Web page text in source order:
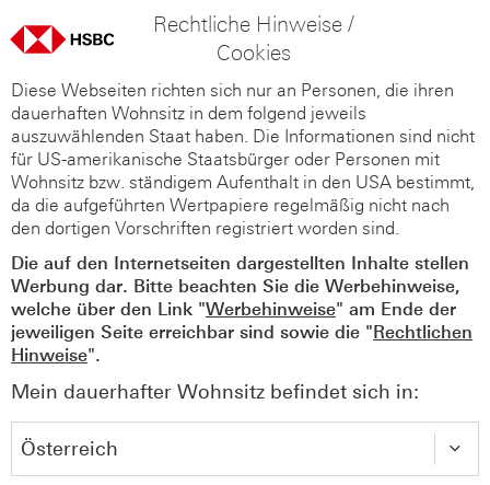
Rechtliche Hinweise /
Cookies
Diese Webseiten richten sich nur an Personen, die ihren
dauerhaften Wohnsitz in dem folgend jeweils
auszuwählenden Staat haben. Die Informationen sind nicht
für US-amerikanische Staatsbürger oder Personen mit
Wohnsitz bzw. ständigem Aufenthalt in den USA bestimmt,
da die aufgeführten Wertpapiere regelmäßig nicht nach
den dortigen Vorschriften registriert worden sind.
Die auf den Internetseiten dargestellten Inhalte stellen
Werbung dar. Bitte beachten Sie die Werbehinweise,
welche über den Link "Werbehinweise" am Ende der
jeweiligen Seite erreichbar sind sowie die "Rechtlichen
Hinweise".
Mein dauerhafter Wohnsitz befindet sich in: